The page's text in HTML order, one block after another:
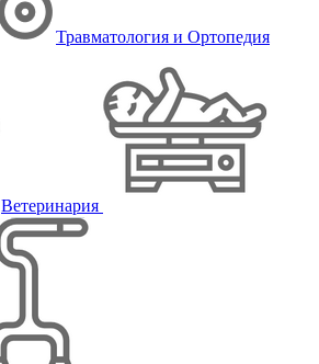
Травматология и Ортопедия
Ветеринария